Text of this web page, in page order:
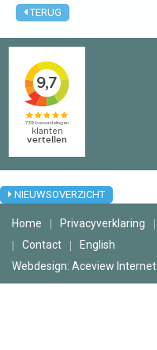
Manuele
therapie
Viscerale
therapie
Craniosacraal
Fysiotherapie
TERUG
NIEUWSOVERZICHT
Home Privacyverklaring
Contact
English
Webdesign: Aceview Internet